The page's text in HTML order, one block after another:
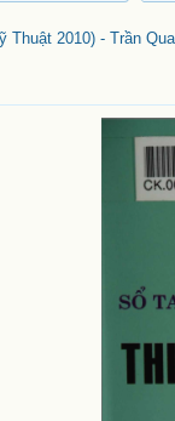
2010) - Trần